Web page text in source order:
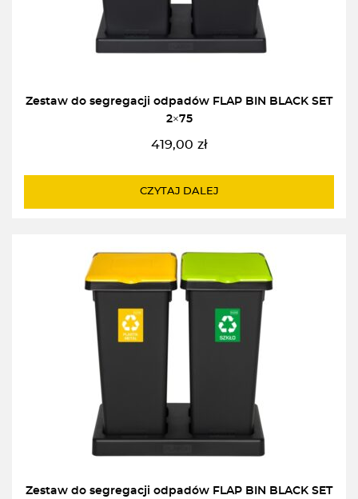
Zestaw do segregacji odpadów FLAP BIN BLACK SET
2×75
419,00 zł
CZYTAJ DALEJ
Zestaw do segregacji odpadów FLAP BIN BLACK SET